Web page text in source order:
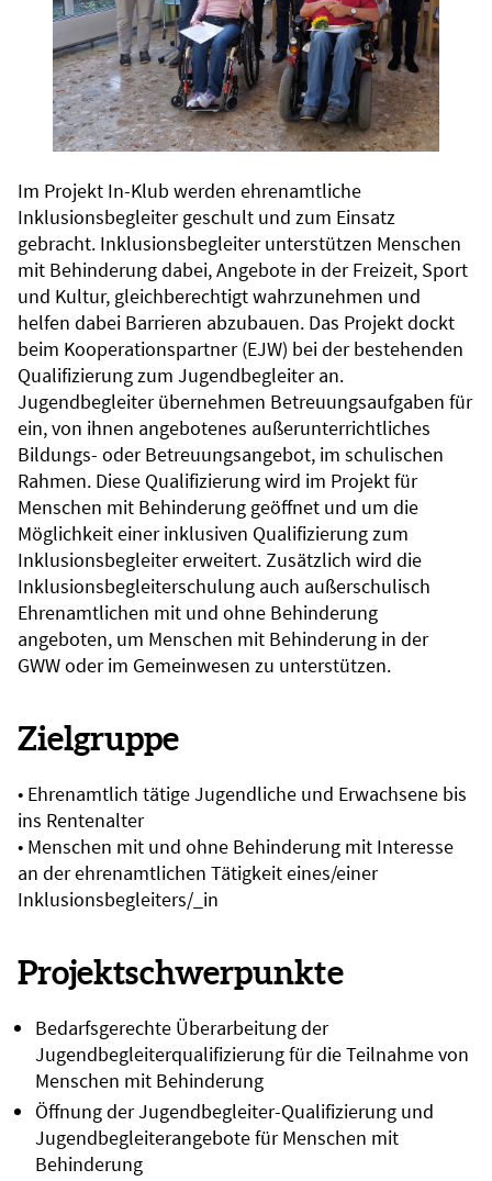
Im Projekt In-Klub werden ehrenamtliche
Inklusionsbegleiter geschult und zum Einsatz
gebracht. Inklusionsbegleiter unterstützen Menschen
mit Behinderung dabei, Angebote in der Freizeit, Sport
und Kultur, gleichberechtigt wahrzunehmen und
helfen dabei Barrieren abzubauen. Das Projekt dockt
beim Kooperationspartner (EJW) bei der bestehenden
Qualifizierung zum Jugendbegleiter an.
Jugendbegleiter übernehmen Betreuungsaufgaben für
ein, von ihnen angebotenes außerunterrichtliches
Bildungs- oder Betreuungsangebot, im schulischen
Rahmen. Diese Qualifizierung wird im Projekt für
Menschen mit Behinderung geöffnet und um die
Möglichkeit einer inklusiven Qualifizierung zum
Inklusionsbegleiter erweitert. Zusätzlich wird die
Inklusionsbegleiterschulung auch außerschulisch
Ehrenamtlichen mit und ohne Behinderung
angeboten, um Menschen mit Behinderung in der
GWW oder im Gemeinwesen zu unterstützen.
Zielgruppe
• Ehrenamtlich tätige Jugendliche und Erwachsene bis
ins Rentenalter
• Menschen mit und ohne Behinderung mit Interesse
an der ehrenamtlichen Tätigkeit eines/einer
Inklusionsbegleiters/_in
Projektschwerpunkte
Bedarfsgerechte Überarbeitung der
Jugendbegleiterqualifizierung für die Teilnahme von
Menschen mit Behinderung
Öffnung der Jugendbegleiter-Qualifizierung und
Jugendbegleiterangebote für Menschen mit
Behinderung